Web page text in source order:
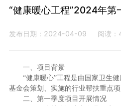
“健康暖心工程”2024年第
发布日期：2024-04-09 阅读：
一、项目背景
“健康暖心”工程是由国家卫生
基金会策划、实施的行业帮扶重点项
二、第一季度项目开展情况